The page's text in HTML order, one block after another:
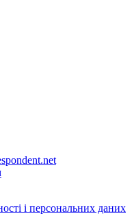
і персональних даних